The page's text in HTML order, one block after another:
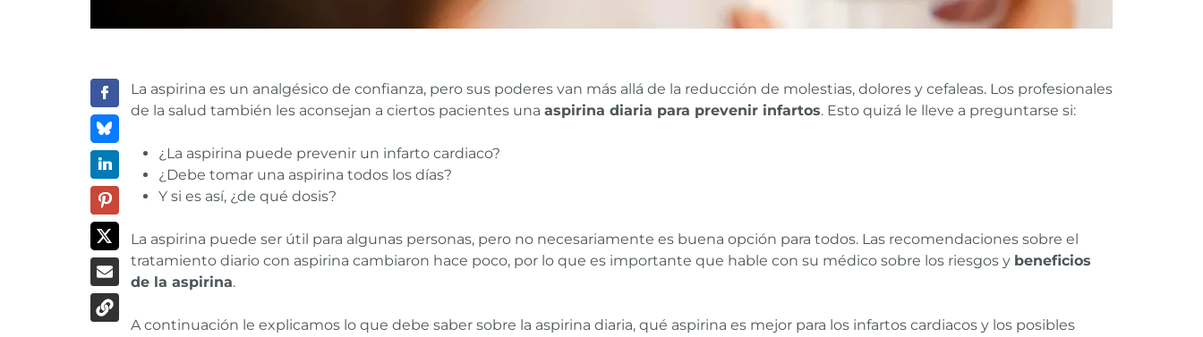
La aspirina es un analgésico de confianza, pero sus poderes van más allá de la reducción de molestias, dolores y cefaleas. Los profesionales
de la salud también les aconsejan a ciertos pacientes una aspirina diaria para prevenir infartos. Esto quizá le lleve a preguntarse si:
¿La aspirina puede prevenir un infarto cardiaco?
¿Debe tomar una aspirina todos los días?
Y si es así, ¿de qué dosis?
La aspirina puede ser útil para algunas personas, pero no necesariamente es buena opción para todos. Las recomendaciones sobre el
tratamiento diario con aspirina cambiaron hace poco, por lo que es importante que hable con su médico sobre los riesgos y beneficios
de la aspirina.
A continuación le explicamos lo que debe saber sobre la aspirina diaria, qué aspirina es mejor para los infartos cardiacos y los posibles